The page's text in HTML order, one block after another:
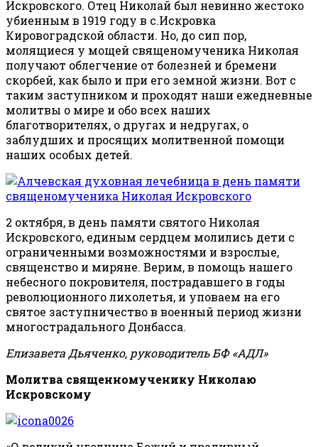
Искровского. Отец Николай был невинно жестоко
убиенным в 1919 году в с.Искровка
Кировоградской области. Но, до сип пор,
молящиеся у мощей священомученика Николая
получают облегчение от болезней и бремени
скорбей, как было и при его земной жизни. Вот с
таким заступником и проходят наши ежедневные
молитвы о мире и обо всех наших
благотворителях, о другах и недругах, о
заблудших и просящих молитвенной помощи
наших особых детей.
2 октября, в день памяти святого Николая
Искровского, единым сердцем молились дети с
ограниченными возможностями и взрослые,
священство и миряне. Верим, в помощь нашего
небесного покровителя, пострадавшего в годы
революционного лихолетья, и уповаем на его
святое заступничество в военный период жизни
многострадального Донбасса.
Елизавета Дьяченко, руководитель БФ «АДЛ»
Молитва священномученику Николаю
Искровскому